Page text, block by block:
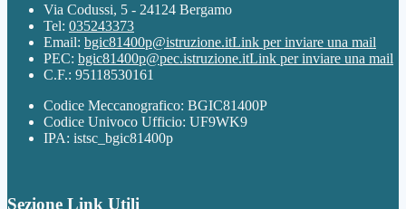
Via Codussi, 5 - 24124 Bergamo
Tel: 035243373
Email: bgic81400p@istruzione.itLink per inviare una mail
PEC: bgic81400p@pec.istruzione.itLink per inviare una mail
C.F.: 95118530161
Codice Meccanografico: BGIC81400P
Codice Univoco Ufficio: UF9WK9
IPA: istsc_bgic81400p
Sezione Link Utili